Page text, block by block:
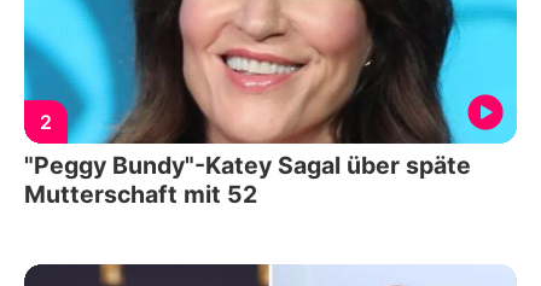
2
"Peggy Bundy"-Katey Sagal über späte
Mutterschaft mit 52